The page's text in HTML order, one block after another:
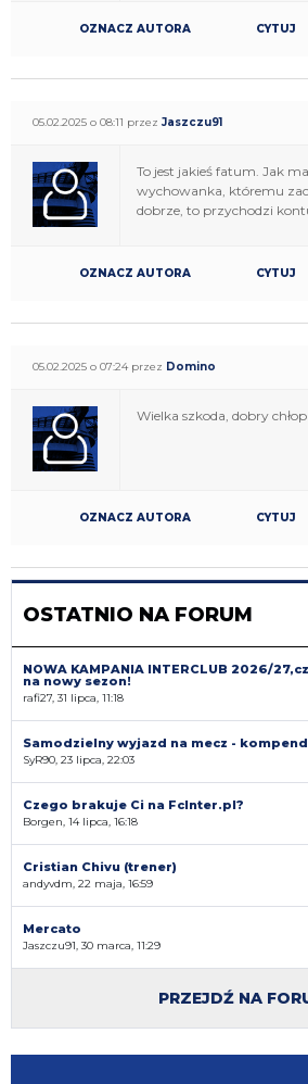
OZNACZ AUTORA CYTUJ
05.02.2025 o 08:11 przez Jaszczu91
To jest jakieś fatum. Jak
wychowanka, któremu
dobrze, to przychodzi
OZNACZ AUTORA CYTUJ
05.02.2025 o 07:24 przez Domino
Wielka szkoda, dobry
OZNACZ AUTORA CYTUJ
OSTATNIO NA FORUM
NOWA KAMPANIA INTERCLUB 2026/
na nowy sezon!
rafi27, 31 lipca, 11:18
Samodzielny wyjazd na mecz -
SyR90, 23 lipca, 22:03
Czego brakuje Ci na FcInter.pl?
Borgen, 14 lipca, 16:18
Cristian Chivu (trener)
andyvdm, 22 maja, 16:59
Mercato
Jaszczu91, 30 marca, 11:29
PRZEJDŹ NA